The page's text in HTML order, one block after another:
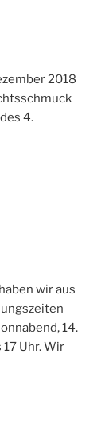
2018
4.
wir aus
14.
17 Uhr. Wir